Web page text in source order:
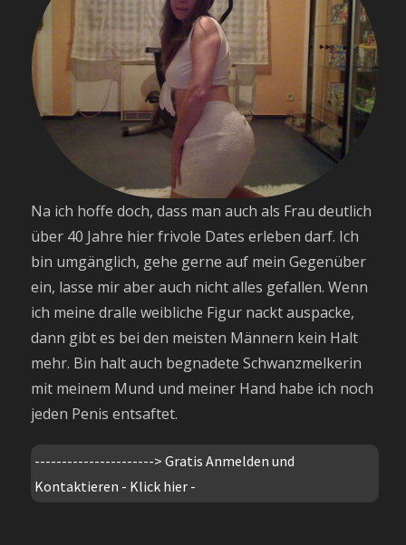
Na ich hoffe doch, dass man auch als Frau deutlich
über 40 Jahre hier frivole Dates erleben darf. Ich
bin umgänglich, gehe gerne auf mein Gegenüber
ein, lasse mir aber auch nicht alles gefallen. Wenn
ich meine dralle weibliche Figur nackt auspacke,
dann gibt es bei den meisten Männern kein Halt
mehr. Bin halt auch begnadete Schwanzmelkerin
mit meinem Mund und meiner Hand habe ich noch
jeden Penis entsaftet.
---------------------->Gratis Anmelden und
Kontaktieren - Klick hier -